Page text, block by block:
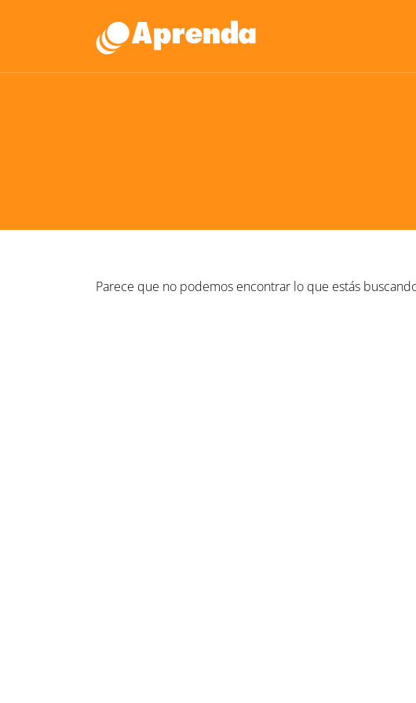
Parece que no podemos encontrar lo que estás